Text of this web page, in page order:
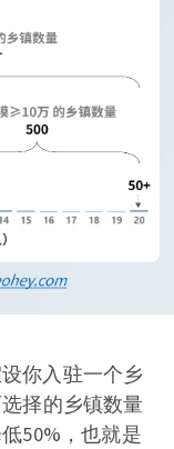
你入驻一个乡
择的乡镇数量
50%，也就是